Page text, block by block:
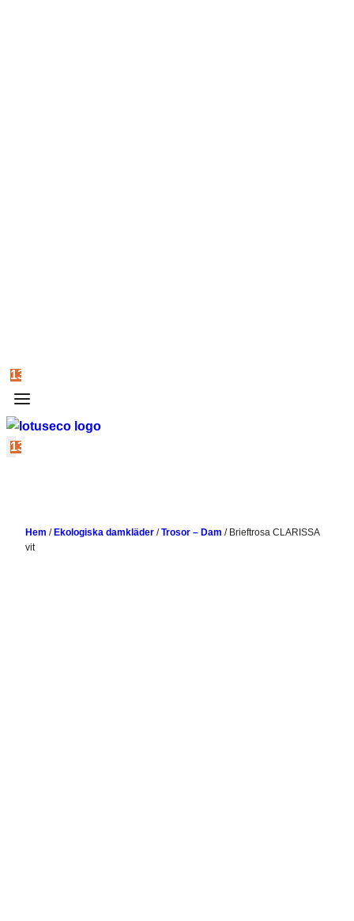
13
13
Hem / Ekologiska damkläder /Trosor – Dam / Brieftrosa CLARISSA
vit